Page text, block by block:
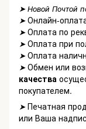
➤ Новой Почтой
➤Онлайн-
➤Оплата по
➤Оплата при
➤Оплата
➤Обмен или
качества
покупателем.
➤Печатная
или Ваша